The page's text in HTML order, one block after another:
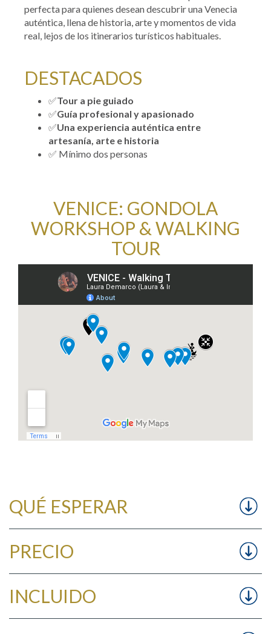
perfecta para quienes desean descubrir una Venecia
auténtica, llena de historia, arte y momentos de vida
real, lejos de los itinerarios turísticos habituales.
DESTACADOS
✅Tour a pie guiado
✅Guía profesional y apasionado
✅Una experiencia auténtica entre
artesanía, arte e historia
✅ Mínimo dos personas
VENICE: GONDOLA
WORKSHOP & WALKING
TOUR
QUÉ ESPERAR
PRECIO
INCLUIDO